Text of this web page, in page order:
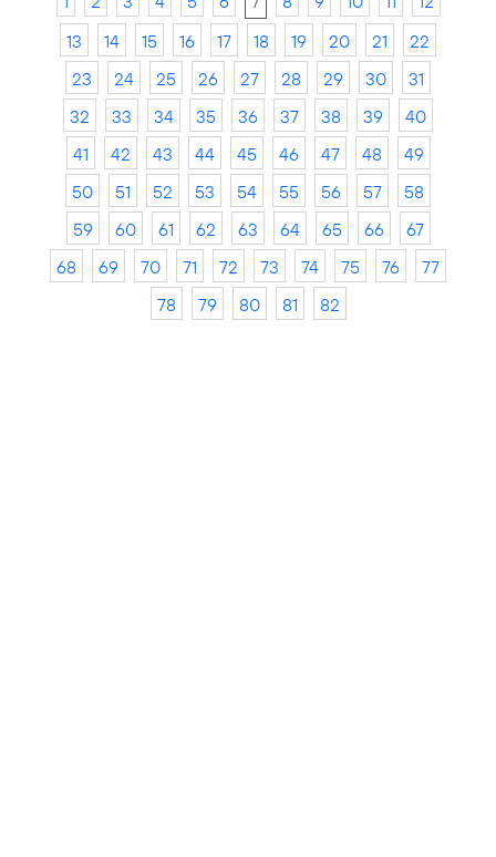
13
14 15 16 17 18 19 20 21
22
23
24 25 26 27 28 29 30
31
32
33 34 35 36 37 38 39
40
41
42 43 44 45 46 47 48
49
50
51 52 53 54 55 56 57
58
59
60 61 62 63 64 65 66
67
68
69 70 71 72 73 74 75 76
77
78
79 80 81 82